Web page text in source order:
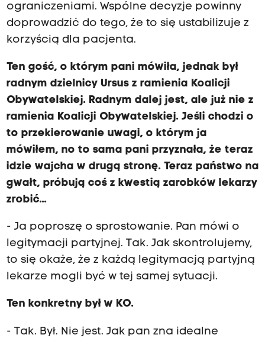
ograniczeniami. Wspólne decyzje powinny
doprowadzić do tego, że to się ustabilizuje z
korzyścią dla pacjenta.
Ten gość, o którym pani mówiła, jednak był
radnym dzielnicy Ursus z ramienia Koalicji
Obywatelskiej. Radnym dalej jest, ale już nie z
ramienia Koalicji Obywatelskiej. Jeśli chodzi o
to przekierowanie uwagi, o którym ja
mówiłem, no to sama pani przyznała, że teraz
idzie wajcha w drugą stronę. Teraz państwo na
gwałt, próbują coś z kwestią zarobków lekarzy
zrobić...
- Ja poproszę o sprostowanie. Pan mówi o
legitymacji partyjnej. Tak. Jak skontrolujemy,
to się okaże, że z każdą legitymacją partyjną
lekarze mogli być w tej samej sytuacji.
Ten konkretny był w KO.
- Tak. Był. Nie jest. Jak pan zna idealne